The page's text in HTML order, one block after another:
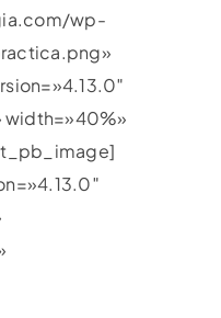
wp-
width=»40%»